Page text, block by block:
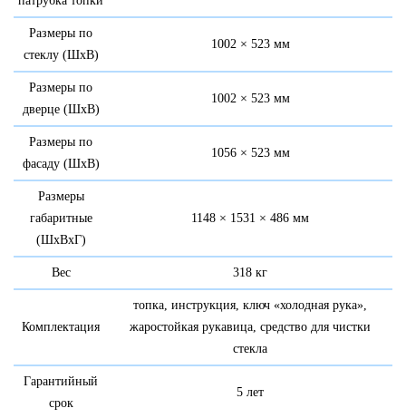
Размеры по
стеклу (ШхВ)
1002 × 523 мм
Размеры по
дверце (ШхВ)
1002 × 523 мм
Размеры по
фасаду (ШхВ)
1056 × 523 мм
Размеры
габаритные
(ШхВхГ)
1148 × 1531 × 486 мм
Вес 318 кг
Комплектация
топка, инструкция, ключ «холодная рука»,
жаростойкая рукавица, средство для чистки
стекла
Гарантийный
срок
5 лет